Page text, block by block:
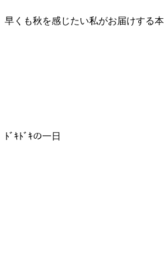
早くも秋を感じたい私がお届けする
ﾄﾞｷﾄﾞｷの一日